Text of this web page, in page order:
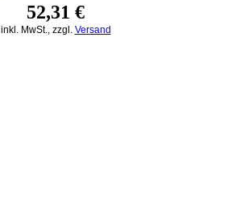
52,31 €
inkl. MwSt., zzgl. Versand